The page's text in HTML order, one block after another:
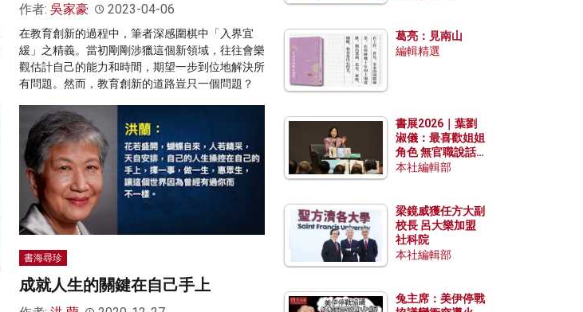
作者: 吳家豪 2023-04-06
在教育創新的過程中，筆者深感圍棋中「入界宜
緩」之精義。當初剛剛涉獵這個新領域，往往會樂
觀估計自己的能力和時間，期望一步到位地解決所
有問題。然而，教育創新的道路豈只一個問題？
書海尋珍
成就人生的關鍵在自己手上
葛亮：見南山
編輯精選
書展2026｜葉劉
淑儀：最喜歡姐姐
角色 無官職說話
包袱少
本社編輯部
梁鏡威獲任方大副
校長 呂大樂加盟
社科院
本社編輯部
兔主席：美伊停戰